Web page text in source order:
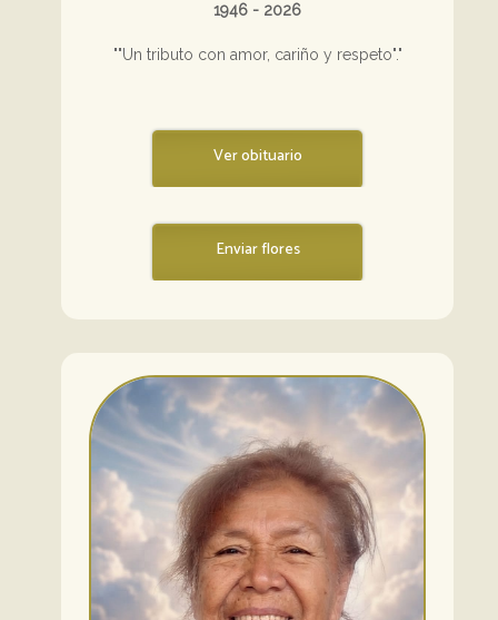
1946 - 2026
""Un tributo con amor, cariño y respeto"."
Ver obituario
Enviar flores